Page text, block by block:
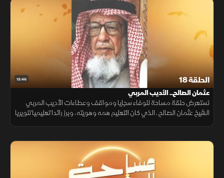
13:46 الحلقة 18
عثمان الصالح.. الأديب المربي
تستعرض حلقة مساحة للوفاء سجايا ومواقف وعطاءات الأديب المربي
الشيخ عثمان الصالح، الذي كان التعليم همه وهويته، وبرز رائدا تعليميا تنويريا